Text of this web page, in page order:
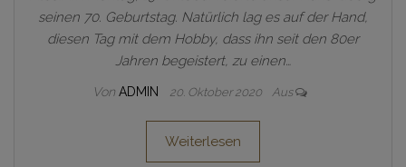
seinen 70. Geburtstag. Natürlich lag es auf der Hand,
diesen Tag mit dem Hobby, dass ihn seit den 80er
Jahren begeistert, zu einen…
Von ADMIN 20. Oktober 2020 Aus
Weiterlesen